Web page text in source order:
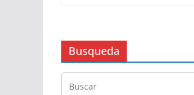
Busqueda